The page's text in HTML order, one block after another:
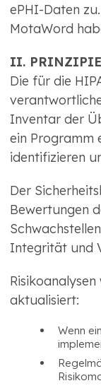
ePHI-Daten
MotaWord
II.
Die für die
Inventar der
ein Programm
identifizieren
Der
Bewertungen
Integrität und
aktualisiert:
Wenn